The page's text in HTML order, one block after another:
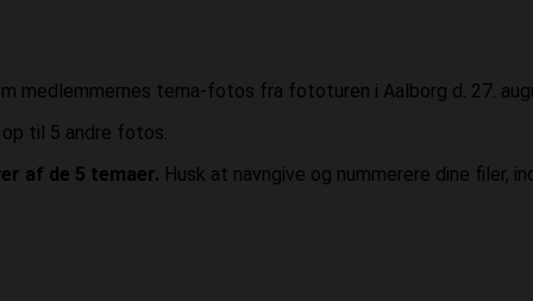
medlemmernes tema-fotos fra fototuren i Aalborg d. 27.
til 5 andre fotos.
af de 5 temaer. Husk at navngive og nummerere dine filer,